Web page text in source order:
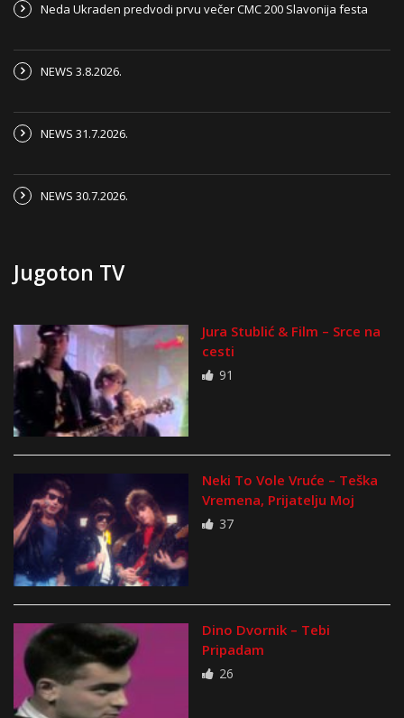
Neda Ukraden predvodi prvu večer CMC 200 Slavonija festa
NEWS 3.8.2026.
NEWS 31.7.2026.
NEWS 30.7.2026.
Jugoton TV
Jura Stublić & Film – Srce na
cesti
91
Neki To Vole Vruće – Teška
Vremena, Prijatelju Moj
37
Dino Dvornik – Tebi
Pripadam
26